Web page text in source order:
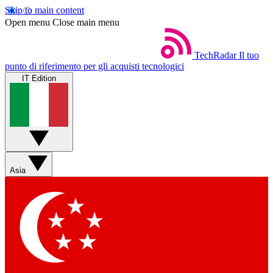
Skip to main content
Open menu Close main menu
TechRadar Il tuo
punto di riferimento per gli acquisti tecnologici
IT Edition
Asia